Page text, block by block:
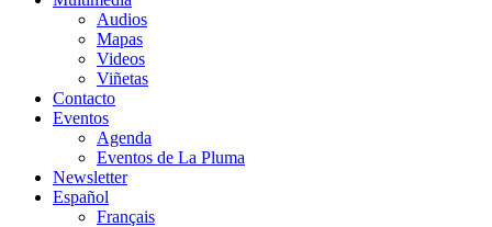
Audios
Mapas
Videos
Viñetas
Contacto
Eventos
Agenda
Eventos de La Pluma
Newsletter
Español
Français